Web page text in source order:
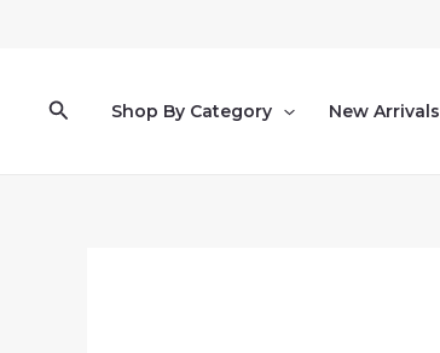
搜
Shop By Category New Arrivals